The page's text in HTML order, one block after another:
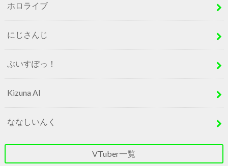
ホロライブ
にじさんじ
ぶいすぽっ！
Kizuna AI
ななしいんく
VTuber一覧